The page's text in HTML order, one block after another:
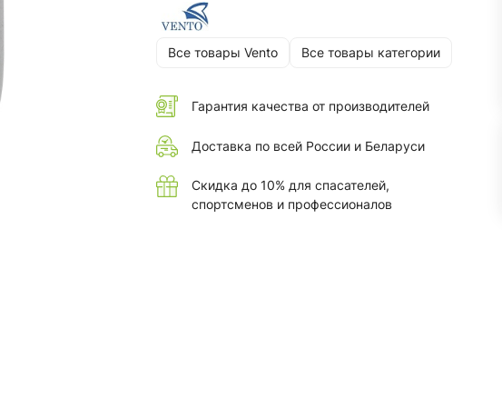
Все товары Vento Все товары категории
Гарантия качества от производителей
Доставка по всей России и Беларуси
Скидка до 10% для спасателей,
спортсменов и профессионалов